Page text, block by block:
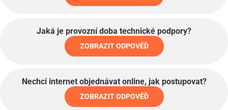
Jaká je provozní doba technické podpory?
ZOBRAZIT ODPOVĚĎ
Nechci internet objednávat online, jak postupovat?
ZOBRAZIT ODPOVĚĎ